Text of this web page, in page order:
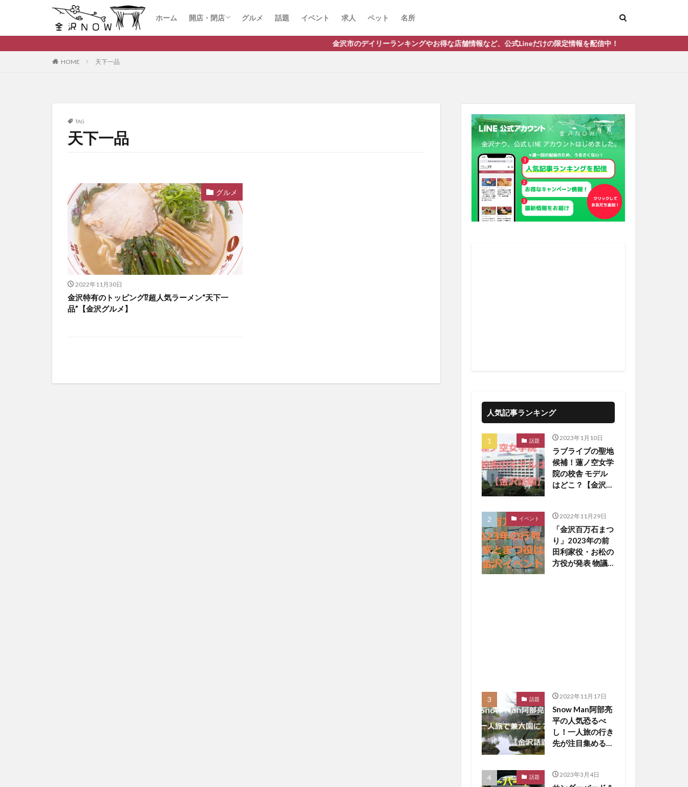
ホーム 開店・閉店 グルメ 話題 イベント 求人 ペット 名所
金沢市のデイリーランキングやお得な店舗情報など、公式Lineだけの限定情報を配信中！
HOME 天下一品
TAG
天下一品
グルメ
2022年11月30日
金沢特有のトッピング⁉超人気ラーメン“天下一
品”【金沢グルメ】
人気記事ランキング
話題 2023年1月10日
ラブライブの聖地
候補！蓮ノ空女学
院の校舎 モデル
はどこ？【金沢話
イベント 2022年11月29日
「金沢百万石まつ
り」2023年の前
田利家役・お松の
方役が発表 物議
話題 2022年11月17日
Snow Man阿部亮
平の人気恐るべ
し！一人旅の行き
先が注目集める
話題 2023年3月4日